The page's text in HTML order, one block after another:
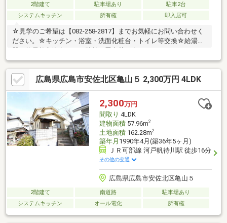
2階建て 駐車場あり
駐車2台
システムキッチン
所有権 即入居可
☆見学のご希望は【082-258-2817】までお気軽にお問い合わせく
ださい。☆キッチン・浴室・洗面化粧台・トイレ等交換☆給湯
戸・襖・障子張替え☆1階和室→洋室変更☆外構・防虫工事完了
☆土地50坪以上☆和室☆全居室6畳以上☆全居室収納☆床下収納
☆シャワー付洗面化粧台☆システムキッチン☆オートバス☆駐車
2台可☆内装リフォーム☆外装リフォーム☆陽当り良好☆閑静な
住宅地☆前道６ｍ以上☆庭☆浴室に窓☆通風良好☆全室2面採光
☆大型タウン内
広島県広島市安佐北区亀山５ 2,300万円 4LDK
2,300万円
間取り 4LDK
建物面積57.96m2
土地面積162.28m2
築年月 1990年4月(築36年5ヶ月)
ＪＲ可部線 河戸帆待川駅 徒歩16分
その他の交通
広島県広島市安佐北区亀山５
2階建て 南道路
駐車場あり
システムキッチン
オール電化 所有権